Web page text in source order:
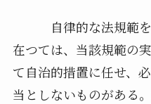
自律的な法規範を
在つては、当該規範の
て自治的措置に任せ、
当としないものがある